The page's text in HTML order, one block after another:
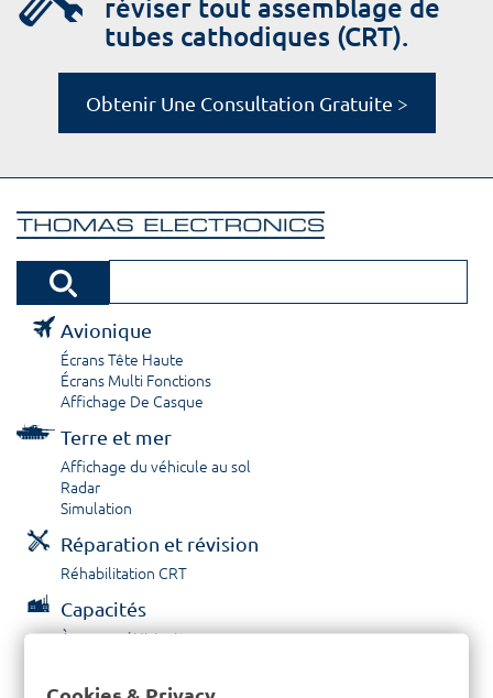
réviser tout assemblage de
tubes cathodiques (CRT).
Obtenir Une Consultation Gratuite >
Avionique
Écrans Tête Haute
Écrans Multi Fonctions
Affichage De Casque
Terre et mer
Affichage du véhicule au sol
Radar
Simulation
Réparation et révision
Réhabilitation CRT
Capacités
À propos / Historique